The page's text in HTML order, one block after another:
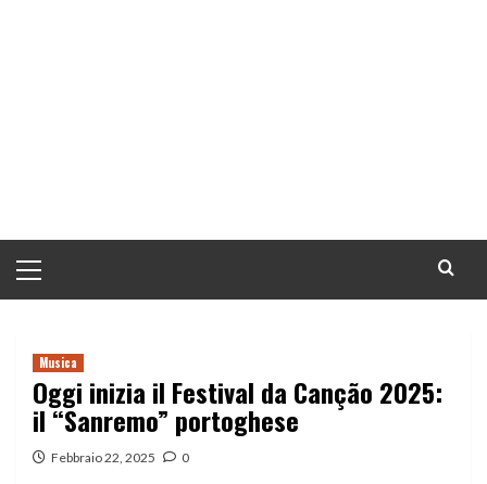
principale
Musica
Oggi inizia il Festival da Canção 2025:
il “Sanremo” portoghese
Febbraio 22, 2025 0